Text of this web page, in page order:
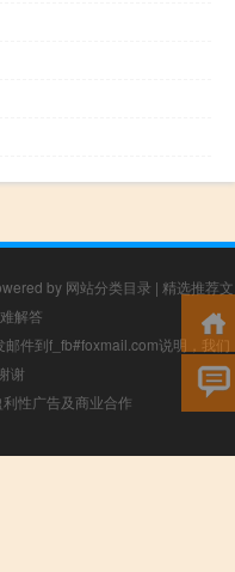
by 网站分类目录 | 精选推荐文
解答
件到f_fb#foxmail.com说明，我们
谢
性广告及商业合作